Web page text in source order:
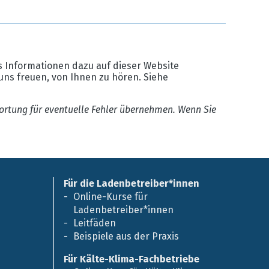
Informationen dazu auf dieser Website
freuen, von Ihnen zu hören. Siehe
für eventuelle Fehler übernehmen. Wenn Sie
Für die Ladenbetreiber*innen
Online-Kurse für
Ladenbetreiber*innen
Leitfäden
Beispiele aus der Praxis
Für Kälte-Klima-Fachbetriebe